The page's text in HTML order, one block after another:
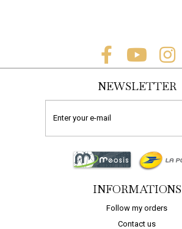
NEWSLETTER
INFORMATIONS
Follow my orders
Contact us